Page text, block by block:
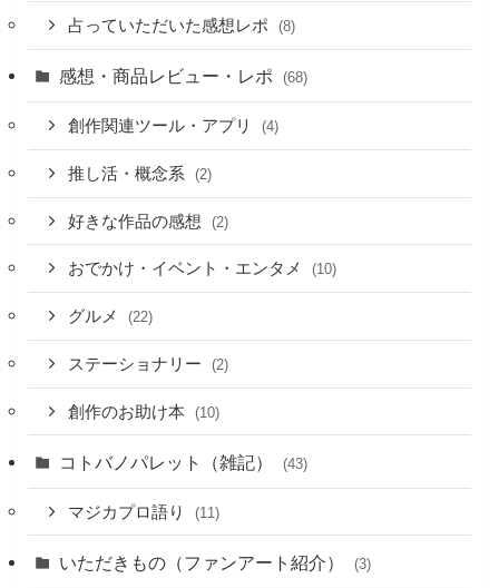
占っていただいた感想レポ (8)
感想・商品レビュー・レポ (68)
創作関連ツール・アプリ (4)
推し活・概念系 (2)
好きな作品の感想 (2)
おでかけ・イベント・エンタメ (10)
グルメ (22)
ステーショナリー (2)
創作のお助け本 (10)
コトバノパレット（雑記） (43)
マジカプロ語り (11)
いただきもの（ファンアート紹介） (3)